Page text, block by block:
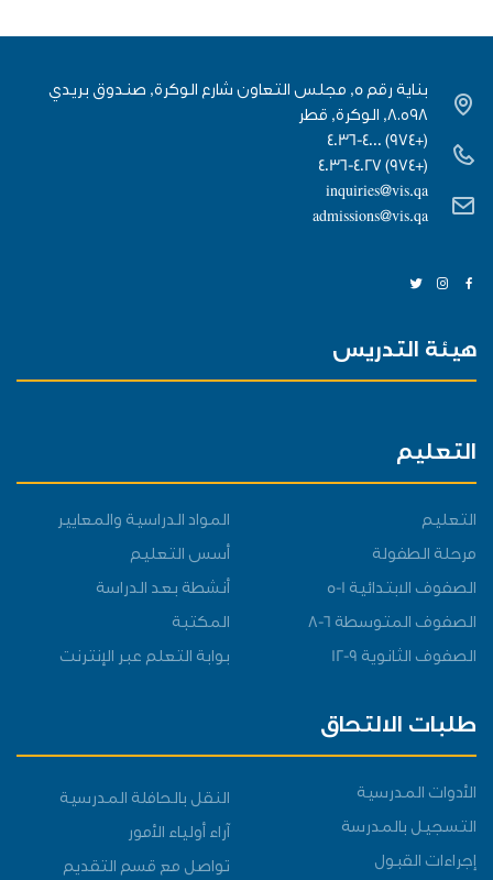
بناية رقم 5, مجلس التعاون شارع الوكرة, صندوق بريدي
٨٠٥٩٨, الوكرة, قطر
(+974) 4036-4000
(+974) 4036-4027
inquiries@vis.qa
admissions@vis.qa
هيئة التدريس
التعليم
التعليم
مرحلة الطفولة
الصفوف الابتدائية 1-5
الصفوف المتوسطة 6-8
الصفوف الثانوية 9-12
المواد الدراسية والمعايير
أسس التعليم
أنشطة بعد الدراسة
المكتبة
بوابة التعلم عبر الإنترنت
طلبات الالتحاق
الأدوات المدرسية
التسجيل بالمدرسة
إجراءات القبول
النقل بالحافلة المدرسية
آراء أولياء الأمور
تواصل مع قسم التقديم